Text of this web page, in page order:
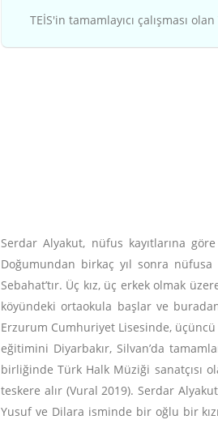
TEİS'in tamamlayıcı çalışması
Serdar Alyakut, nüfus kayıtlarına
Doğumundan birkaç yıl sonra nüfusa
Sebahat’tır. Üç kız, üç erkek olmak
köyündeki ortaokula başlar ve
Erzurum Cumhuriyet Lisesinde, üçüncü
eğitimini Diyarbakır, Silvan’da
birliğinde Türk Halk Müziği sanatçısı
teskere alır (Vural 2019). Serdar
Yusuf ve Dilara isminde bir oğlu bir